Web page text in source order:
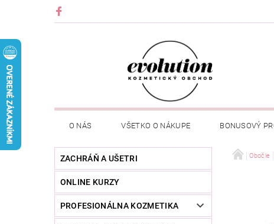
O NÁS VŠETKO O NÁKUPE BONUSOVÝ
ZACHRÁŇ A UŠETRI
ONLINE KURZY
PROFESIONÁLNA KOZMETIKA
Obočie